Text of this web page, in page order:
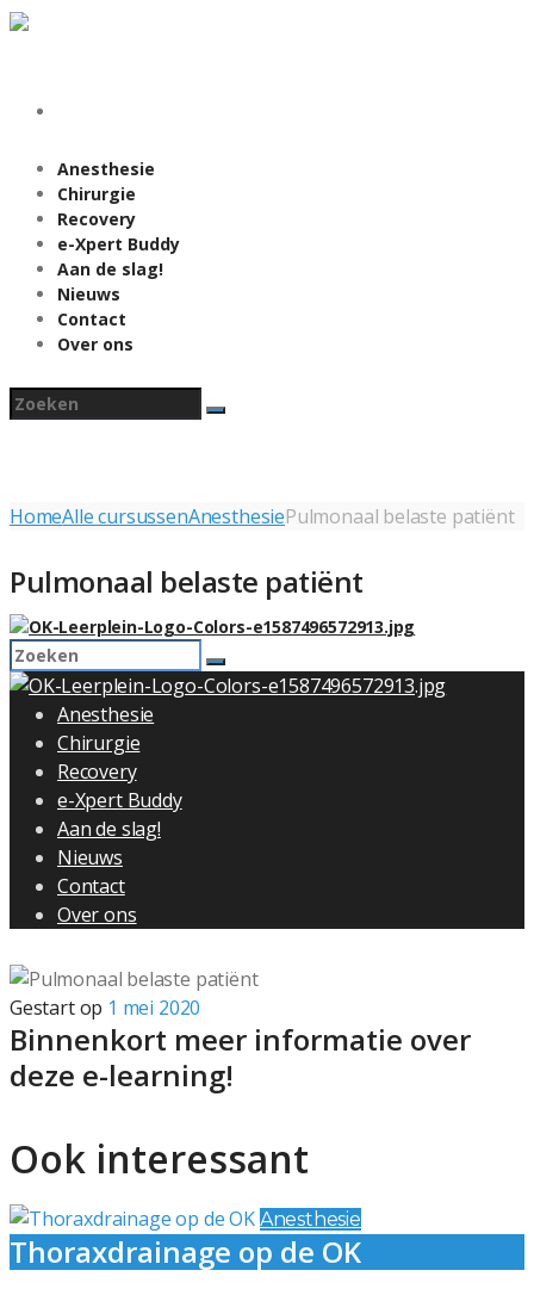
Anesthesie
Chirurgie
Recovery
e-Xpert Buddy
Aan de slag!
Nieuws
Contact
Over ons
HomeAlle cursussenAnesthesiePulmonaal belaste patiënt
Pulmonaal belaste patiënt
Anesthesie
Chirurgie
Recovery
e-Xpert Buddy
Aan de slag!
Nieuws
Contact
Over ons
Gestart op 1 mei 2020
Binnenkort meer informatie over
deze e-learning!
Ook interessant
Anesthesie
Thoraxdrainage op de OK